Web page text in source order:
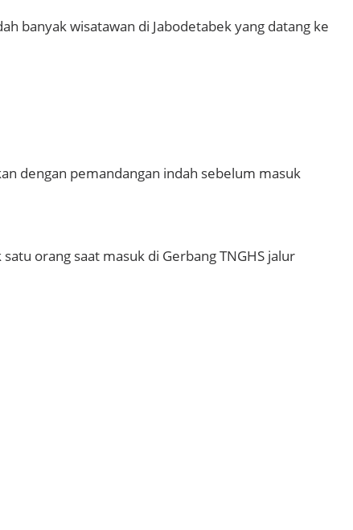
banyak wisatawan di Jabodetabek yang datang ke
dengan pemandangan indah sebelum masuk
orang saat masuk di Gerbang TNGHS jalur